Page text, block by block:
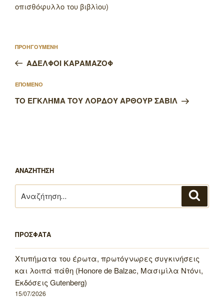
οπισθόφυλλο του βιβλίου)
άρθρων
Προηγούμενο
άρθρο
ΠΡΟΗΓΟΥΜΕΝΗ
ΑΔΕΛΦΟΙ ΚΑΡΑΜΑΖΟΦ
Επόμενο
άρθρο
ΕΠΟΜΕΝΟ
ΤΟ ΕΓΚΛΗΜΑ ΤΟΥ ΛΟΡΔΟΥ ΑΡΘΟΥΡ ΣΑΒΙΛ
ΑΝΑΖΗΤΗΣΗ
για:
ΠΡΟΣΦΑΤΑ
Χτυπήματα του έρωτα, πρωτόγνωρες συγκινήσεις
και λοιπά πάθη (Honore de Balzac, Μασιμίλα Ντόνι,
Εκδόσεις Gutenberg)
15/07/2026